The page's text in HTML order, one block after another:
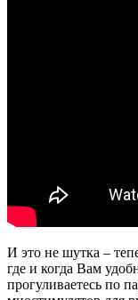
И это не шутка –
где и когда Вам
прогуливаетесь по